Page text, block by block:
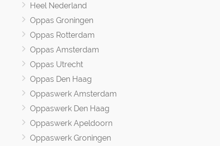
Heel Nederland
Oppas Groningen
Oppas Rotterdam
Oppas Amsterdam
Oppas Utrecht
Oppas Den Haag
Oppaswerk Amsterdam
Oppaswerk Den Haag
Oppaswerk Apeldoorn
Oppaswerk Groningen